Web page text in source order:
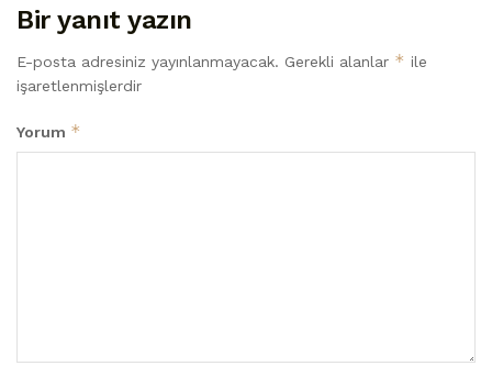
Bir yanıt yazın
E-posta adresiniz yayınlanmayacak. Gerekli alanlar * ile
işaretlenmişlerdir
Yorum *